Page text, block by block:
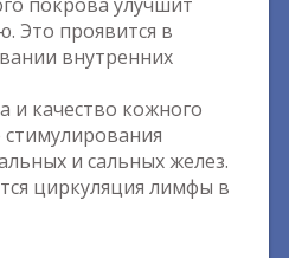
Это проявится в
внутренних
и качество кожного
и сальных желез.
циркуляция лимфы в